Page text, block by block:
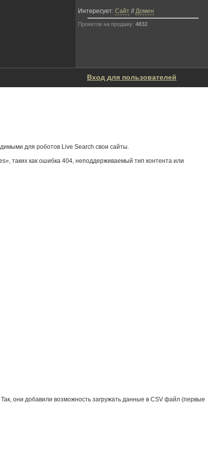
Интересует: Сайт //Домен
Проектов на продажу: 4832
Вход для пользователей
для роботов Live Search свои сайты.
таких как ошибка 404, неподдерживаемый тип контента или
они добавили возможность загружать данные в CSV файл (первые